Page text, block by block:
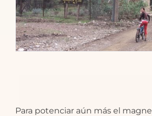
Para potenciar aún más el